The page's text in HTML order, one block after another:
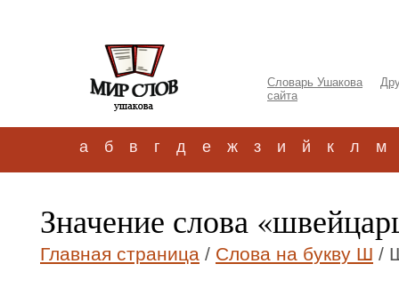
Словарь Ушакова
сайта
а б в г д е ж з и й к л м
Значение слова
Главная страница / Слова на букву Ш /